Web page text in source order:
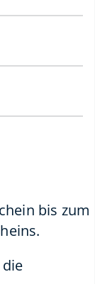
bis zum